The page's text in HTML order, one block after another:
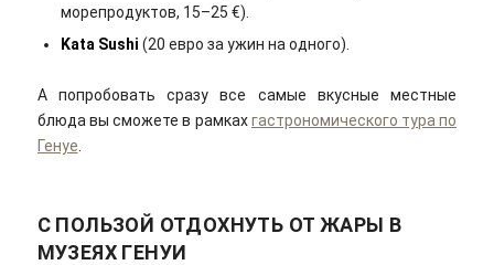
морепродуктов, 15–25 €).
Kata Sushi (20 евро за ужин на одного).
А попробовать сразу все самые вкусные местные
блюда вы сможете в рамкахгастрономического тура по
Генуе
С ПОЛЬЗОЙ ОТДОХНУТЬ ОТ ЖАРЫ В
МУЗЕЯХ ГЕНУИ